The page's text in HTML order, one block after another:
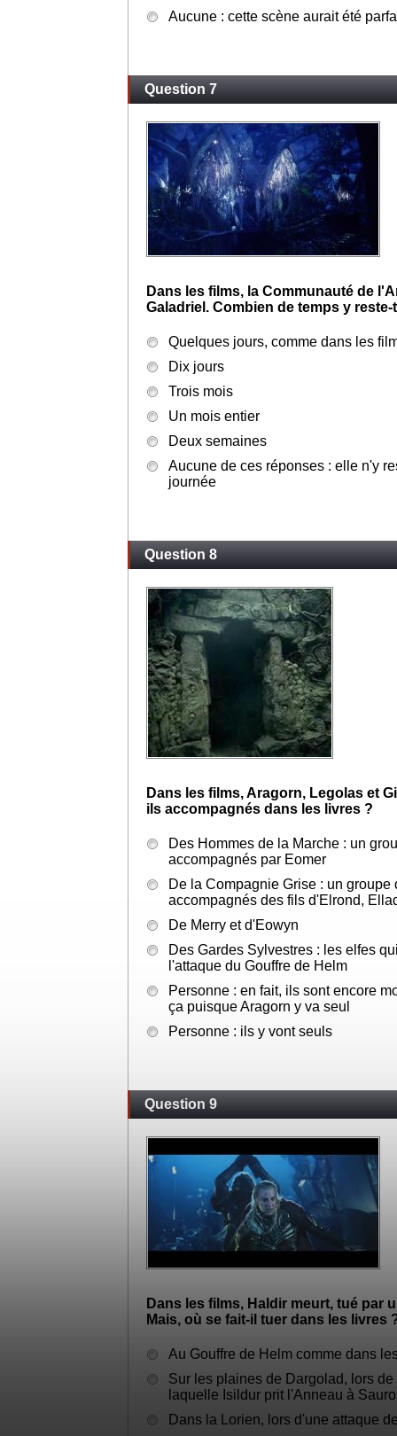
Aucune : cette scène aurait été
Question 7
Dans les films, la Communauté de
Galadriel. Combien de temps y
Quelques jours, comme dans les
Dix jours
Trois mois
Un mois entier
Deux semaines
Aucune de ces réponses : elle n'y
journée
Question 8
Dans les films, Aragorn, Legolas et
ils accompagnés dans les livres ?
Des Hommes de la Marche : un
accompagnés par Eomer
De la Compagnie Grise : un groupe
accompagnés des fils d'Elrond,
De Merry et d'Eowyn
Des Gardes Sylvestres : les elfes
l'attaque du Gouffre de Helm
Personne : en fait, ils sont encore
ça puisque Aragorn y va seul
Personne : ils y vont seuls
Question 9
Dans les films, Haldir meurt, tué par
Mais, où se fait-il tuer dans les livres
Au Gouffre de Helm comme dans
Sur les plaines de Dargolad, lors
laquelle Isildur prit l'Anneau à
Dans la Lorien, lors d'une attaque